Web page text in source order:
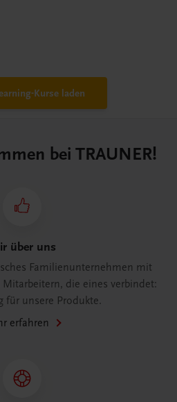
Kurse laden
bei TRAUNER!
über uns
Familienunternehmen mit
die eines verbindet:
für unsere Produkte.
erfahren